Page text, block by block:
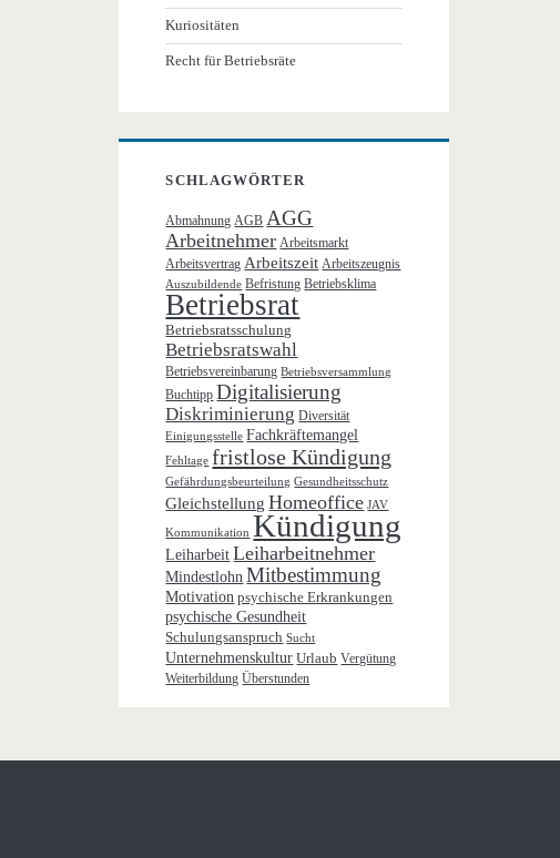
Kuriositäten
Recht für Betriebsräte
SCHLAGWÖRTER
Abmahnung AGB AGG
Arbeitnehmer Arbeitsmarkt
Arbeitsvertrag Arbeitszeit Arbeitszeugnis
Auszubildende Befristung Betriebsklima
Betriebsrat
Betriebsratsschulung
Betriebsratswahl
Betriebsvereinbarung Betriebsversammlung
Buchtipp Digitalisierung
Diskriminierung Diversität
Einigungsstelle Fachkräftemangel
Fehltage fristlose Kündigung
Gefährdungsbeurteilung Gesundheitsschutz
Gleichstellung Homeoffice JAV
Kommunikation Kündigung
Leiharbeit Leiharbeitnehmer
Mindestlohn Mitbestimmung
Motivation psychische Erkrankungen
psychische Gesundheit
Schulungsanspruch Sucht
Unternehmenskultur Urlaub Vergütung
Weiterbildung Überstunden